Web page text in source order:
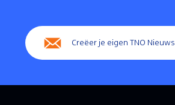
Creëer je eigen TNO Nieuws